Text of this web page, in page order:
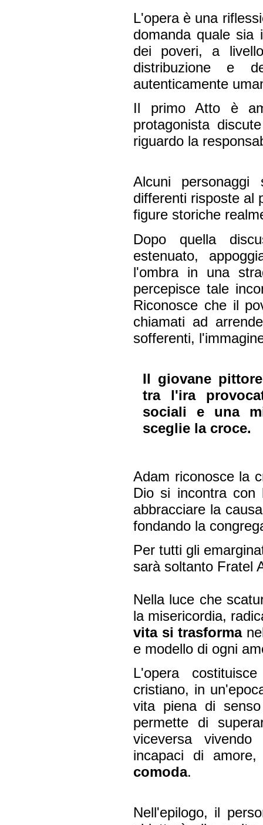
L'opera è una
domanda quale sia
dei poveri, a
distribuzione e
autenticamente
Il primo Atto è
protagonista
riguardo la
Alcuni personaggi
differenti risposte al
figure storiche
Dopo quella
estenuato,
l'ombra in una
percepisce tale
Riconosce che il
chiamati ad
sofferenti,
Il giovane
tra l'ira
sociali e una
sceglie la croce.
Adam riconosce la
Dio si incontra con
abbracciare la
fondando la
Per tutti gli
sarà soltanto Fratel
Nella luce che
la misericordia,
vita si trasforma
e modello di ogni
L'opera
cristiano, in
vita piena di
permette di
viceversa
incapaci di
comoda.
Nell'epilogo, il